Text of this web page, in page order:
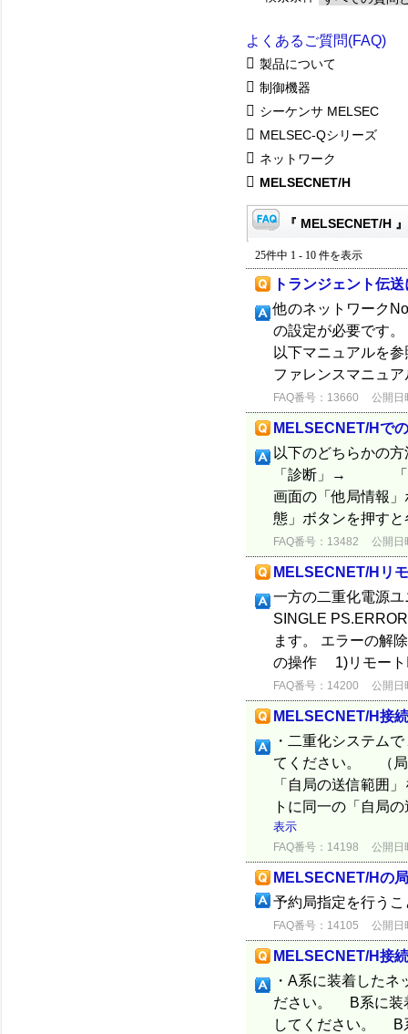
よくあるご質問(FAQ)
製品について
制御機器
シーケンサ MELSEC
MELSEC-Qシリーズ
ネットワーク
MELSECNET/H
『 MELSECNET/H
25件中 1 - 10 件を表示
トランジェント伝
他のネットワーク
の設定が必要です
以下マニュアルを
ファレンスマニュ
FAQ番号：13660 公開日
MELSECNET/Hで
以下のどちらかの
「診断」→ 「
画面の「他局情報
態」ボタンを押す
FAQ番号：13482 公開日
MELSECNET/Hリ
一方の二重化電源
SINGLE
ます。 エラーの解
の操作 1)リモート
FAQ番号：14200 公開日
MELSECNET/H接
・二重化システム
てください。 （局
「自局の送信範囲
トに同一の「自局
表示
FAQ番号：14198 公開日
MELSECNET/Hの
予約局指定を行う
FAQ番号：14105 公開日
MELSECNET/H接
・A系に装着した
ださい。 B系に装
してください。 B